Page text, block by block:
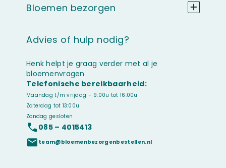
Advies of hulp nodig?
Henk helpt je graag verder met al je
bloemenvragen
Telefonische bereikbaarheid:
Maandag t/m vrijdag – 9:00u tot 16:00u
Zaterdag tot 13:00u
Zondag gesloten
085 – 4015413
team@bloemenbezorgenbestellen.nl
Bloemen bezorgen